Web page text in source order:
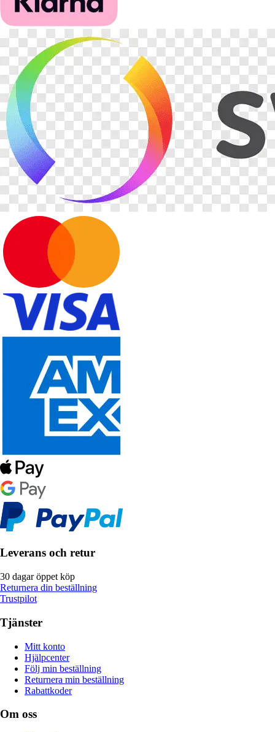
Leverans och retur
30 dagar öppet köp
Returnera din beställning
Trustpilot
Tjänster
Mitt konto
Hjälpcenter
Följ min beställning
Returnera min beställning
Rabattkoder
Om oss